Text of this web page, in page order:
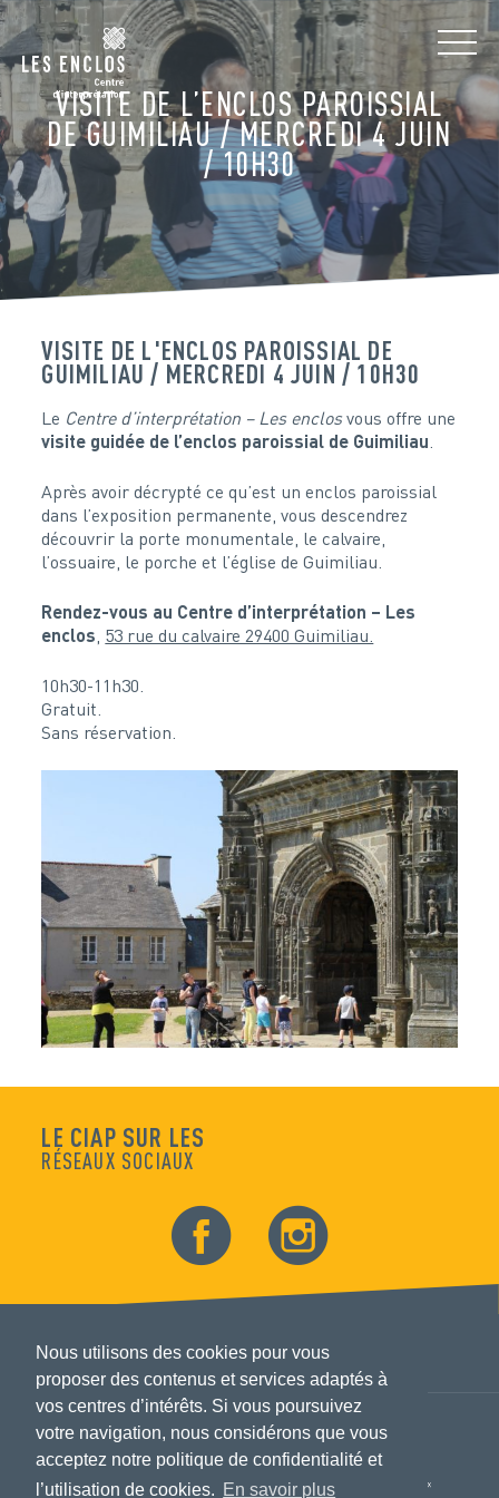
Nous utilisons des cookies pour vous
proposer des contenus et services adaptés à
vos centres d’intérêts. Si vous poursuivez
votre navigation, nous considérons que vous
acceptez notre politique de confidentialité et
l’utilisation de cookies. En savoir plus
VISITE DE L’ENCLOS PAROISSIAL
DE GUIMILIAU / MERCREDI 4 JUIN
/ 10H30
VISITE DE L'ENCLOS PAROISSIAL DE
GUIMILIAU / MERCREDI 4 JUIN / 10H30
Le Centre d’interprétation – Les enclosvous offre une
visite guidée de l’enclos paroissial de Guimiliau
Après avoir décrypté ce qu’est un enclos paroissial
dans l’exposition permanente, vous descendrez
découvrir la porte monumentale, le calvaire,
l’ossuaire, le porche et l’église de Guimiliau.
Rendez-vous au Centre d’interprétation – Les
enclos 53 rue du calvaire 29400 Guimiliau.
10h30-11h30.
Gratuit.
Sans réservation.
LE CIAP SUR LES
RÉSEAUX SOCIAUX